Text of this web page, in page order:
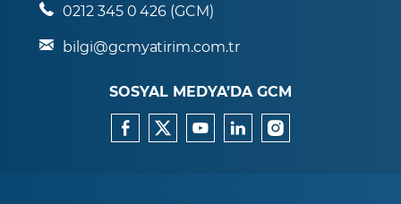
0212 345 0 426 (GCM)
bilgi@gcmyatirim.com.tr
SOSYAL MEDYA’DA GCM